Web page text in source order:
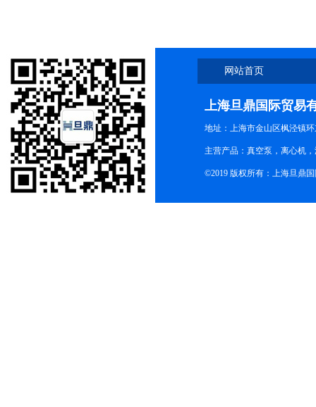
网站首页
上海旦鼎国际贸易
地址：上海市金山区枫泾镇
主营产品：真空泵，离心机
©2019 版权所有：上海旦鼎